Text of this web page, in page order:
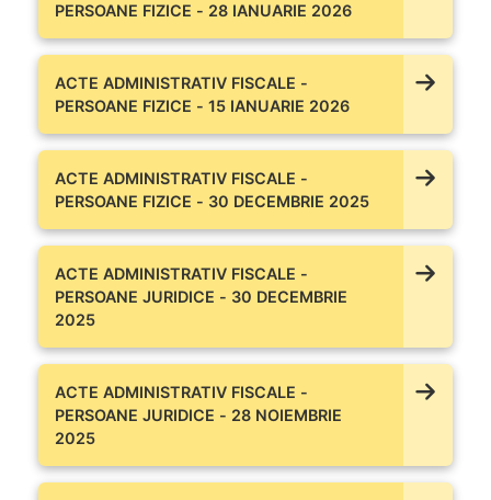
PERSOANE FIZICE - 28 IANUARIE 2026
ACTE ADMINISTRATIV FISCALE -
PERSOANE FIZICE - 15 IANUARIE 2026
ACTE ADMINISTRATIV FISCALE -
PERSOANE FIZICE - 30 DECEMBRIE 2025
ACTE ADMINISTRATIV FISCALE -
PERSOANE JURIDICE - 30 DECEMBRIE
2025
ACTE ADMINISTRATIV FISCALE -
PERSOANE JURIDICE - 28 NOIEMBRIE
2025